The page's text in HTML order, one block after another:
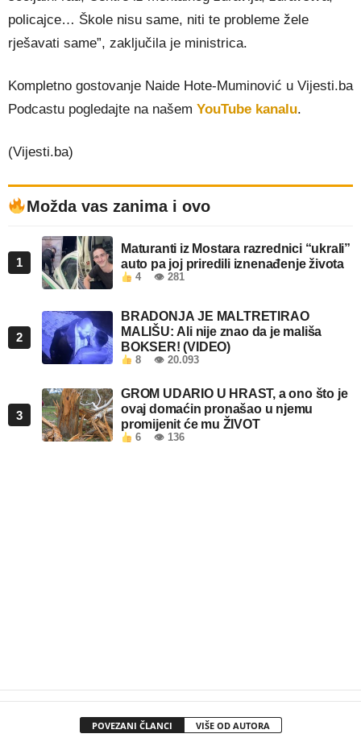
policajce… Škole nisu same, niti te probleme žele
rješavati same”, zaključila je ministrica.
Kompletno gostovanje Naide Hote-Muminović u Vijesti.ba
Podcastu pogledajte na našem YouTube kanalu.
(Vijesti.ba)
Možda vas zanima i ovo
1
Maturanti iz Mostara razrednici “ukrali”
auto pa joj priredili iznenađenje života
4 👁 281
2
BRADONJA JE MALTRETIRAO
MALIŠU: Ali nije znao da je mališa
BOKSER! (VIDEO)
8 👁 20.093
3
GROM UDARIO U HRAST, a ono što je
ovaj domaćin pronašao u njemu
promijenit će mu ŽIVOT
6 👁 136
POVEZANI ČLANCI VIŠE OD AUTORA